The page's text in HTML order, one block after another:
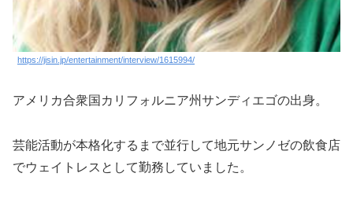
https://jisin.jp/entertainment/interview/1615994/
アメリカ合衆国カリフォルニア州サンディエゴの出身。
芸能活動が本格化するまで並行して地元サンノゼの飲食店
でウェイトレスとして勤務していました。